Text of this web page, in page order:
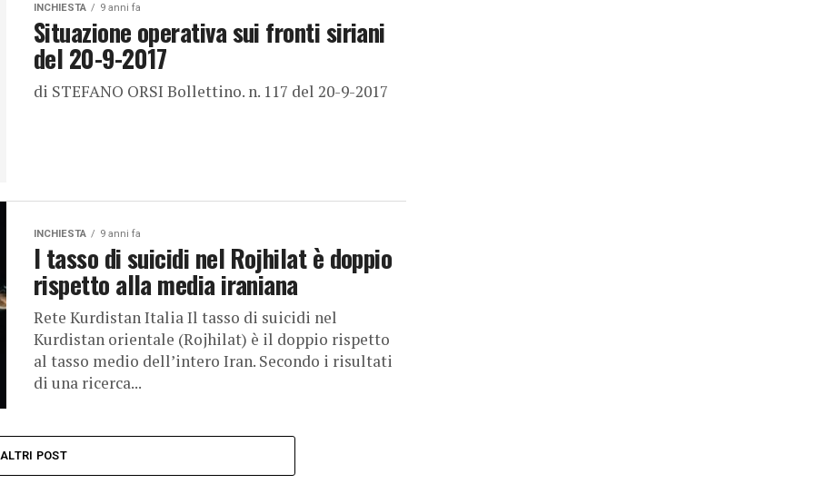
INCHIESTA 9 anni fa
Situazione operativa sui fronti siriani
del 20-9-2017
di STEFANO ORSI Bollettino. n. 117 del 20-9-2017
INCHIESTA 9 anni fa
l tasso di suicidi nel Rojhilat è doppio
rispetto alla media iraniana
Rete Kurdistan Italia Il tasso di suicidi nel
Kurdistan orientale (Rojhilat) è il doppio rispetto
al tasso medio dell’intero Iran. Secondo i risultati
di una ricerca...
ALTRI POST